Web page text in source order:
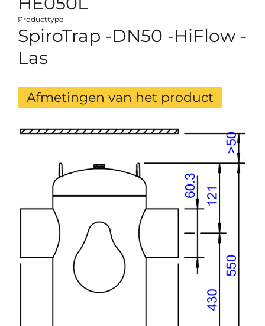
Producttype
SpiroTrap -DN50 -HiFlow -
Las
Afmetingen van het product